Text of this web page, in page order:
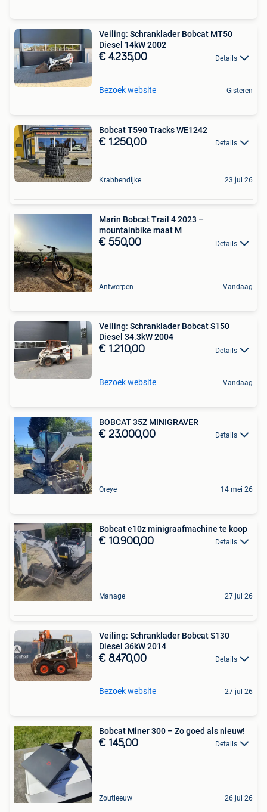
Veiling: Schranklader Bobcat MT50
Diesel 14kW 2002
€ 4.235,00 Details
Bezoek website Gisteren
Bobcat T590 Tracks WE1242
€ 1.250,00 Details
Krabbendijke 23 jul 26
Marin Bobcat Trail 4 2023 –
mountainbike maat M
€ 550,00 Details
Antwerpen Vandaag
Veiling: Schranklader Bobcat S150
Diesel 34.3kW 2004
€ 1.210,00 Details
Bezoek website Vandaag
BOBCAT 35Z MINIGRAVER
€ 23.000,00 Details
Oreye 14 mei 26
Bobcat e10z minigraafmachine te koop
€ 10.900,00 Details
Manage 27 jul 26
Veiling: Schranklader Bobcat S130
Diesel 36kW 2014
€ 8.470,00 Details
Bezoek website 27 jul 26
Bobcat Miner 300 – Zo goed als nieuw!
€ 145,00 Details
Zoutleeuw 26 jul 26